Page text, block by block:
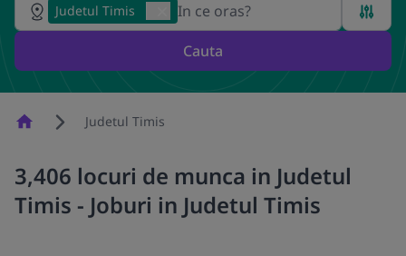
Judetul Timis
Cauta
HomepageJudetul Timis
3,406 locuri de munca in Judetul
Timis - Joburi in Judetul Timis